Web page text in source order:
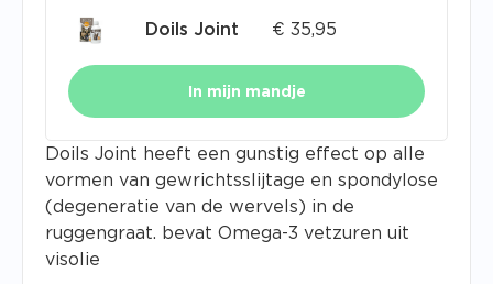
Doils Joint € 35,95
In mijn mandje
Doils Joint heeft een gunstig effect op alle
vormen van gewrichtsslijtage en spondylose
(degeneratie van de wervels) in de
ruggengraat. bevat Omega-3 vetzuren uit
visolie